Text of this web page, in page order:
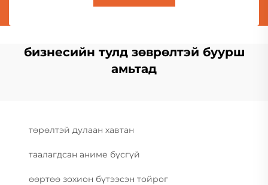
бизнесийн тулд зөврөлтэй буурш
амьтад
төрөлтэй дулаан хавтан
таалагдсан аниме бүсгүй
өөртөө зохион бүтээсэн тойрог